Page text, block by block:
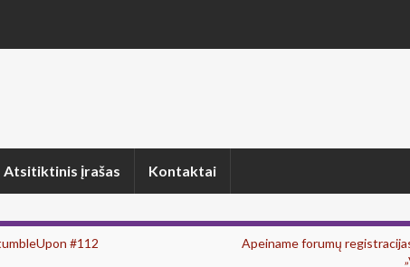
Atsitiktinis įrašas Kontaktai
#112
Apeiname forumų